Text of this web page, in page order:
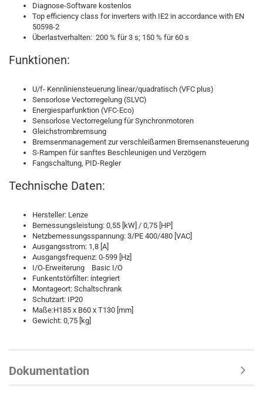
Diagnose-Software kostenlos
Top efficiency class for inverters with IE2 in accordance with EN
50598-2
Überlastverhalten: 200 % für 3 s; 150 % für 60 s
Funktionen:
U/f- Kennliniensteuerung linear/quadratisch (VFC plus)
Sensorlose Vectorregelung (SLVC)
Energiesparfunktion (VFC-Eco)
Sensorlose Vectorregelung für Synchronmotoren
Gleichstrombremsung
Bremsenmanagement zur verschleißarmen Bremsenansteuerung
S-Rampen für sanftes Beschleunigen und Verzögern
Fangschaltung, PID-Regler
Technische Daten:
Hersteller: Lenze
Bemessungsleistung: 0,55 [kW] / 0,75 [HP]
Netzbemessungsspannung: 3/PE 400/480 [VAC]
Ausgangsstrom: 1,8 [A]
Ausgangsfrequenz: 0-599 [Hz]
I/O-Erweiterung Basic I/O
Funkentstörfilter: integriert
Montageort: Schaltschrank
Schutzart: IP20
Maße:H185 x B60 x T130 [mm]
Gewicht: 0,75 [kg]
Dokumentation